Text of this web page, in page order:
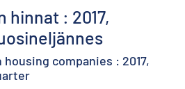
hinnat : 2017,
companies : 2017,